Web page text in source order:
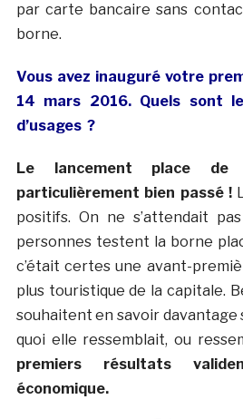
par carte bancaire sans
borne.
Vous avez inauguré votre
14 mars 2016. Quels sont
d’usages ?
Le lancement place de
particulièrement bien passé !
positifs. On ne s’attendait
personnes testent la borne
c’était certes une avant-
plus touristique de la capitale.
souhaitent en savoir davantage
quoi elle ressemblait, ou
premiers résultats
économique.